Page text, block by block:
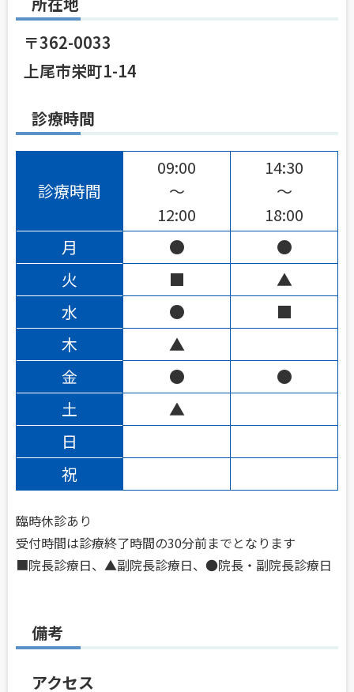
〒362-0033
上尾市栄町1-14
診療時間
診療時間
09:00
〜
12:00
14:30
〜
18:00
月
●
●
火
■
▲
水
●
■
木
▲
金
●
●
土
▲
日
祝
臨時休診あり
受付時間は診療終了時間の30分前までとなります
■院長診療日、▲副院長診療日、●院長・副院長診療日
備考
アクセス